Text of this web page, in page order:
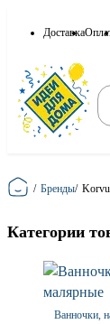
Доставка
Главная
/ Бренды/
Категории
Ванночки,